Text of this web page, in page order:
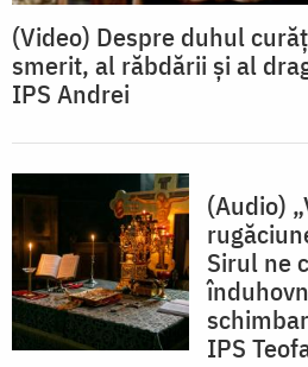
(Video) Despre duhul
smerit, al răbdării și al
IPS Andrei
(Audio)
Sirul ne
IPS